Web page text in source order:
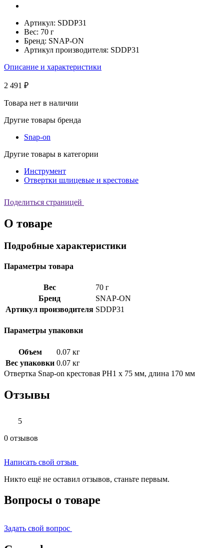
Артикул: SDDP31
Вес: 70 г
Бренд: SNAP-ON
Артикул производителя: SDDP31
Описание и характеристики
2 491 ₽
Товара нет в наличии
Другие товары бренда
Snap-on
Другие товары в категории
Инструмент
Отвертки шлицевые и крестовые
Поделиться страницей
О товаре
Подробные характеристики
Параметры товара
Вес
70 г
Бренд
SNAP-ON
Артикул производителя SDDP31
Параметры упаковки
Объем
0.07 кг
Вес упаковки 0.07 кг
Отвертка Snap-on крестовая РН1 x 75 мм, длина 170 мм
Отзывы
5
0 отзывов
Написать свой отзыв
Никто ещё не оставил отзывов, станьте первым.
Вопросы о товаре
Задать свой вопрос